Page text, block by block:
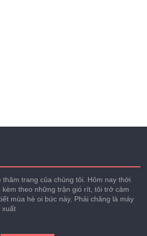
thăm trang của chúng tôi. Hôm nay thời
kèm theo những trận gió rít, tôi trở cảm
mùa hè oi bức này. Phải chăng là máy
xuất